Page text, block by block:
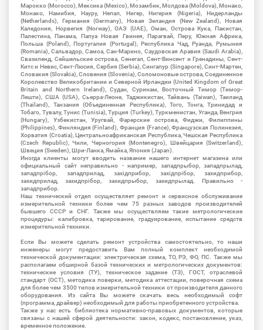
Марокко (Morocco), Мексика (Mexico), Мозамбик, Молдова (Moldova), Монако,
Монако, Намибия, Науру, Непал, Нигер, Нигерия (Nigeria), Нидерланды
(Netherlands), Германия (Germany), Новая Зеландия (New Zealand), Новая
Каледония, Норвегия (Norway), ОАЭ (UAE), Оман, Острова Кука, Пакистан,
Палестина, Панама, Папуа Новая Гвинея, Парагвай, Перу, Южная Африка,
Польша (Poland), Португалия (Portugal), Республика Чад, Руанда, Румыния
(Romania), Сальвадор, Самоа, Сан-Марино, Саудовская Аравия (Saudi Arabia),
Свазиленд, Сейшельские острова, Сенегал, Сент-Винсент и Гренадины, Сент-
Китс и Невис, Сент-Люсия, Сербия (Serbia), Сингапур (Singapore), Синт-Мартен,
Словакия (Slovakia), Словения (Slovenia), Соломоновые острова, Соединенное
Королевство Великобритании и Северной Ирландии (United Kingdom of Great
Britain and Northern Ireland), Судан, Суринам, Восточный Тимор (Тимор-
Лешти), США (USA), Сьерра-Леоне, Таджикистан, Тайвань (Taiwan), Таиланд
(Thailand), Танзания (Объединенная Республика), Того, Тонга, Тринидад и
Тобаго, Тувалу, Тунис (Tunisia), Турция (Turkey), Туркменистан, Уганда, Венгрия
(Hungary), Узбекистан, Уругвай, Фарерские острова, Фиджи, Филиппины
(Philippines), Финляндия (Finland), Франция (France), Французская Полинезия,
Хорватия (Croatia), Центральноафриканская Республика, Чешская Республика
(Czech Republic), Чили, Черногория (Montenegro), Швейцария (Switzerland),
Швеция (Sweden), Шри-Ланка, Ямайка, Япония (Japan).
Иногда клиенты могут вводить название нашего интернет магазина или
официальный сайт неправильно - например, западпрыбор, западпрылад,
западпрібор, западприлад, західприбор, західпрібор, захидприбор,
захидприлад, захидпрібор, захидпрыбор, захидпрылад. Правильно -
западприбор.
Наш технический отдел осуществляет ремонт и сервисное обслуживание
измерительной техники более чем 75 разных заводов производителей
бывшего СССР и СНГ. Также мы осуществляем такие метрологические
процедуры: калибровка, тарирование, градуирование, испытание средств
измерительной техники.
Если Вы можете сделать ремонт устройства самостоятельно, то наши
инженеры могут предоставить Вам полный комплект необходимой
технической документации: электрическая схема, ТО, РЭ, ФО, ПС. Также мы
располагаем обширной базой технических и метрологических документов:
технические условия (ТУ), техническое задание (ТЗ), ГОСТ, отраслевой
стандарт (ОСТ), методика поверки, методика аттестации, поверочная схема
для более чем 3500 типов измерительной техники от производителя данного
оборудования. Из сайта Вы можете скачать весь необходимый софт
(программа, драйвер) необходимый для работы приобретенного устройства.
Также у нас есть библиотека нормативно-правовых документов, которые
связаны с нашей сферой деятельности: закон, кодекс, постановление, указ,
временное положение.